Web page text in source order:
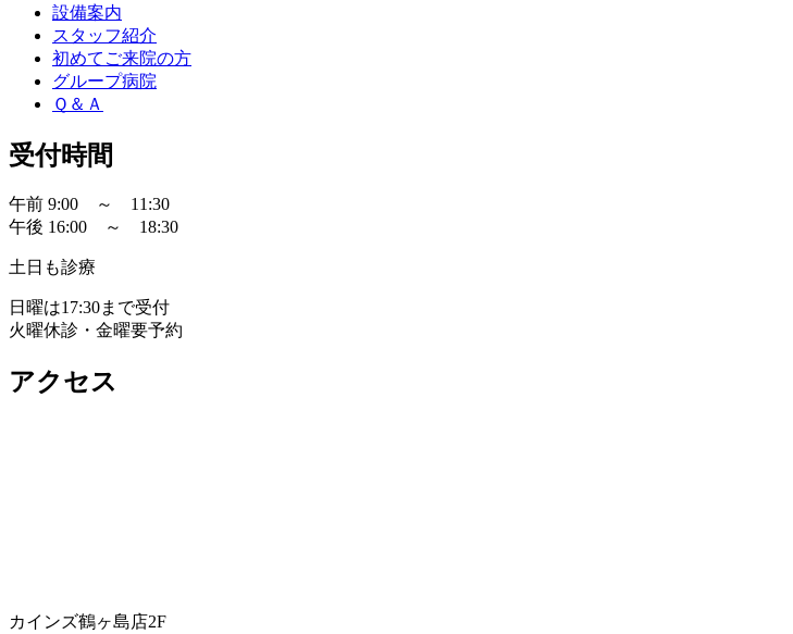
設備案内
スタッフ紹介
初めてご来院の方
グループ病院
Ｑ＆Ａ
受付時間
午前 9:00 ～ 11:30
午後 16:00 ～ 18:30
土日も診療
日曜は17:30まで受付
火曜休診・金曜要予約
アクセス
カインズ鶴ヶ島店2F